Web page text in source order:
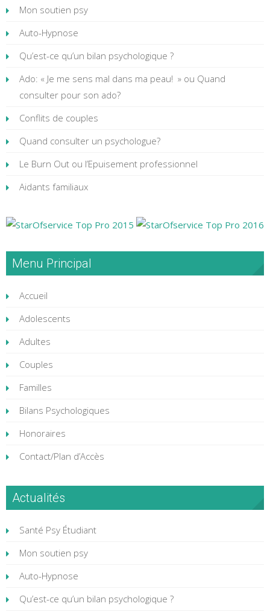
Mon soutien psy
Auto-Hypnose
Qu’est-ce qu’un bilan psychologique ?
Ado: « Je me sens mal dans ma peau! » ou Quand
consulter pour son ado?
Conflits de couples
Quand consulter un psychologue?
Le Burn Out ou l’Epuisement professionnel
Aidants familiaux
Menu Principal
Accueil
Adolescents
Adultes
Couples
Familles
Bilans Psychologiques
Honoraires
Contact/Plan d’Accès
Actualités
Santé Psy Étudiant
Mon soutien psy
Auto-Hypnose
Qu’est-ce qu’un bilan psychologique ?